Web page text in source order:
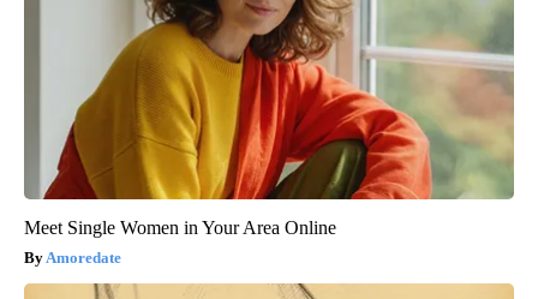
Meet Single Women in Your Area Online
Amoredate